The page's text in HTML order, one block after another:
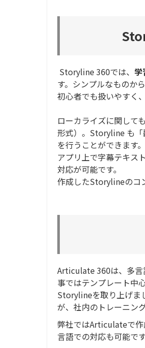
Storyline 360では、 学
す。シンプルなものか
初心者でも扱いやすく
ローカライズに関して
形式）。Storyline も「
を行うことができます
アプリ上で字幕テキス
対応が可能です。
作成したStorylineのコ
Articulate 360は、多言
事ではテンプレート中
Storylineを取り上げま
が、社内のトレーニン
弊社ではArticulateで作
言語での対応も可能で